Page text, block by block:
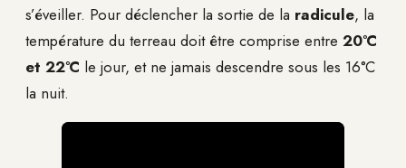
s’éveiller. Pour déclencher la sortie de la radicule, la
température du terreau doit être comprise entre 20°C
et 22°C le jour, et ne jamais descendre sous les 16°C
la nuit.